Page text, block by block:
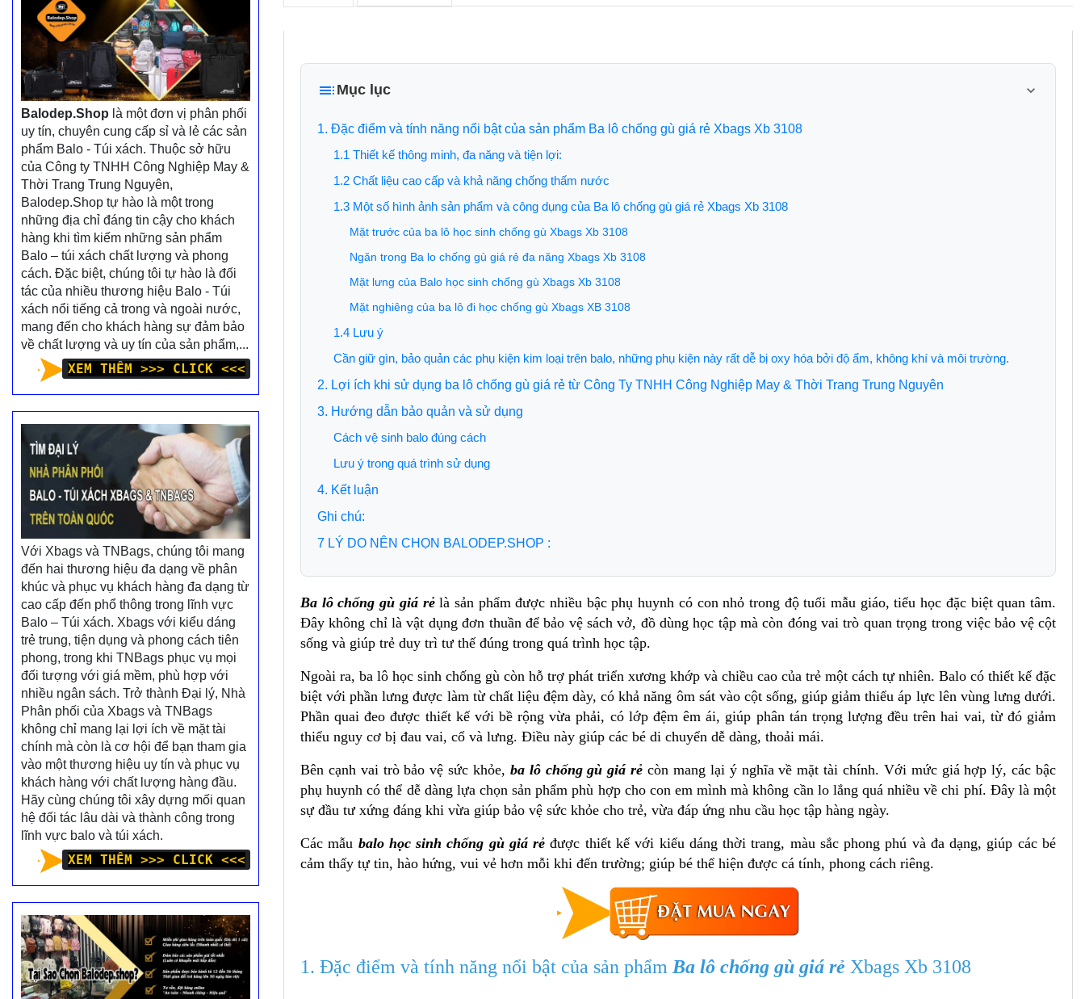
Mục lục
1. Đặc điểm và tính năng nổi bật của sản phẩm Ba lô chống gù giá rẻ Xbags Xb 3108
1.1 Thiết kế thông minh, đa năng và tiện lợi:
1.2 Chất liệu cao cấp và khả năng chống thấm nước
1.3 Một số hình ảnh sản phẩm và công dụng của Ba lô chống gù giá rẻ Xbags Xb 3108
Mặt trước của ba lô học sinh chống gù Xbags Xb 3108
Ngăn trong Ba lo chống gù giá rẻ đa năng Xbags Xb 3108
Mặt lưng của Balo học sinh chống gù Xbags Xb 3108
Mặt nghiêng của ba lô đi học chống gù Xbags XB 3108
1.4 Lưu ý
Cần giữ gìn, bảo quản các phụ kiện kim loại trên balo, những phụ kiện này rất dễ bị oxy hóa bởi độ ẩm, không khí và môi trường.
2. Lợi ích khi sử dụng ba lô chống gù giá rẻ từ Công Ty TNHH Công Nghiệp May & Thời Trang Trung Nguyên
3. Hướng dẫn bảo quản và sử dụng
Cách vệ sinh balo đúng cách
Lưu ý trong quá trình sử dụng
4. Kết luận
Ghi chú:
7 LÝ DO NÊN CHỌN BALODEP.SHOP :
Ba lô chống gù giá rẻlà sản phẩm được nhiều bậc phụ huynh có con nhỏ trong độ tuổi mẫu giáo, tiểu học đặc biệt quan tâm.
Đây không chỉ là vật dụng đơn thuần để bảo vệ sách vở, đồ dùng học tập mà còn đóng vai trò quan trọng trong việc bảo vệ cột
sống và giúp trẻ duy trì tư thế đúng trong quá trình học tập.
Ngoài ra, ba lô học sinh chống gù còn hỗ trợ phát triển xương khớp và chiều cao của trẻ một cách tự nhiên. Balo có thiết kế đặc
biệt với phần lưng được làm từ chất liệu đệm dày, có khả năng ôm sát vào cột sống, giúp giảm thiểu áp lực lên vùng lưng dưới.
Phần quai đeo được thiết kế với bề rộng vừa phải, có lớp đệm êm ái, giúp phân tán trọng lượng đều trên hai vai, từ đó giảm
thiểu nguy cơ bị đau vai, cổ và lưng. Điều này giúp các bé di chuyển dễ dàng, thoải mái.
Bên cạnh vai trò bảo vệ sức khỏe, ba lô chống gù giá rẻ còn mang lại ý nghĩa về mặt tài chính. Với mức giá hợp lý, các bậc
phụ huynh có thể dễ dàng lựa chọn sản phẩm phù hợp cho con em mình mà không cần lo lắng quá nhiều về chi phí. Đây là một
sự đầu tư xứng đáng khi vừa giúp bảo vệ sức khỏe cho trẻ, vừa đáp ứng nhu cầu học tập hàng ngày.
Các mẫu balo học sinh chống gù giá rẻ được thiết kế với kiểu dáng thời trang, màu sắc phong phú và đa dạng, giúp các bé
cảm thấy tự tin, hào hứng, vui vẻ hơn mỗi khi đến trường; giúp bé thể hiện được cá tính, phong cách riêng.
1. Đặc điểm và tính năng nổi bật của sản phẩm Ba lô chống gù giá rẻ Xbags Xb 3108
Balodep.Shop là một đơn vị phân phối
uy tín, chuyên cung cấp sỉ và lẻ các sản
phẩm Balo - Túi xách. Thuộc sở hữu
của Công ty TNHH Công Nghiệp May &
Thời Trang Trung Nguyên,
Balodep.Shop tự hào là một trong
những địa chỉ đáng tin cậy cho khách
hàng khi tìm kiếm những sản phẩm
Balo – túi xách chất lượng và phong
cách. Đặc biệt, chúng tôi tự hào là đối
tác của nhiều thương hiệu Balo - Túi
xách nổi tiếng cả trong và ngoài nước,
mang đến cho khách hàng sự đảm bảo
về chất lượng và uy tín của sản phẩm,...
XEM THÊM >>> CLICK <<<
Với Xbags và TNBags, chúng tôi mang
đến hai thương hiệu đa dạng về phân
khúc và phục vụ khách hàng đa dạng từ
cao cấp đến phổ thông trong lĩnh vực
Balo – Túi xách. Xbags với kiểu dáng
trẻ trung, tiện dụng và phong cách tiên
phong, trong khi TNBags phục vụ mọi
đối tượng với giá mềm, phù hợp với
nhiều ngân sách. Trở thành Đại lý, Nhà
Phân phối của Xbags và TNBags
không chỉ mang lại lợi ích về mặt tài
chính mà còn là cơ hội để bạn tham gia
vào một thương hiệu uy tín và phục vụ
khách hàng với chất lượng hàng đầu.
Hãy cùng chúng tôi xây dựng mối quan
hệ đối tác lâu dài và thành công trong
lĩnh vực balo và túi xách.
XEM THÊM >>> CLICK <<<